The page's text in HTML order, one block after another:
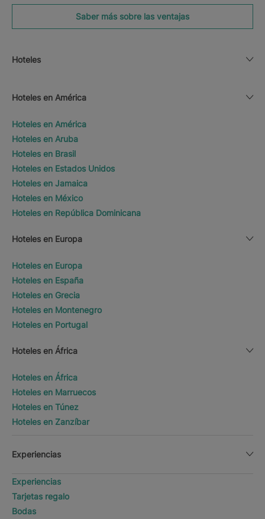
Saber más sobre las ventajas
Hoteles
Hoteles en América
Hoteles en América
Hoteles en Aruba
Hoteles en Brasil
Hoteles en Estados Unidos
Hoteles en Jamaica
Hoteles en México
Hoteles en República Dominicana
Hoteles en Europa
Hoteles en Europa
Hoteles en España
Hoteles en Grecia
Hoteles en Montenegro
Hoteles en Portugal
Hoteles en África
Hoteles en África
Hoteles en Marruecos
Hoteles en Túnez
Hoteles en Zanzíbar
Experiencias
Experiencias
Tarjetas regalo
Bodas